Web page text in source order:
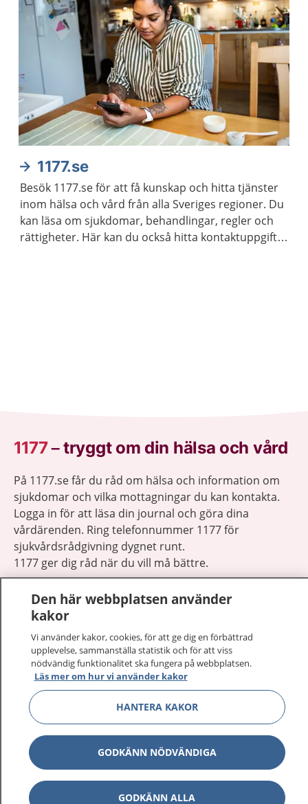
1177.se
Besök 1177.se för att få kunskap och hitta tjänster
inom hälsa och vård från alla Sveriges regioner. Du
kan läsa om sjukdomar, behandlingar, regler och
rättigheter. Här kan du också hitta kontaktuppgifter
1177–tryggt om din hälsa och vård
På 1177.se får du råd om hälsa och information om
sjukdomar och vilka mottagningar du kan kontakta.
Logga in för att läsa din journal och göra dina
vårdärenden. Ring telefonnummer 1177 för
sjukvårdsrådgivning dygnet runt.
1177 ger dig råd när du vill må bättre.
1177 på flera språk
Om 1177
Kontakt Visa
Behandling av personuppgifter
Den här webbplatsen använder
kakor
Vi använder kakor, cookies, för att ge dig en förbättrad
upplevelse, sammanställa statistik och för att viss
nödvändig funktionalitet ska fungera på webbplatsen.
Läs mer om hur vi använder kakor
HANTERA KAKOR
GODKÄNN NÖDVÄNDIGA
GODKÄNN ALLA